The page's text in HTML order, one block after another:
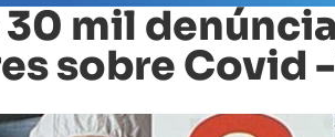
30 mil
sobre Covid